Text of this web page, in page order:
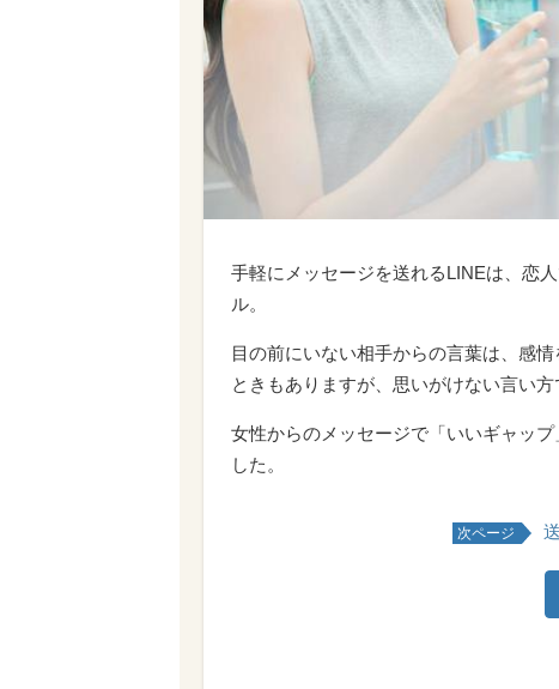
手軽にメッセージを送れるLINEは、恋
ル。
目の前にいない相手からの言葉は、感
ときもありますが、思いがけない言い
女性からのメッセージで「いいギャッ
した。
次ページ